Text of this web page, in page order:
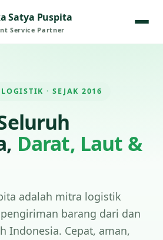
Satya Puspita
Service Partner
· SEJAK 2016
Darat, Laut &
adalah mitra logistik
barang dari dan
Indonesia. Cepat, aman,